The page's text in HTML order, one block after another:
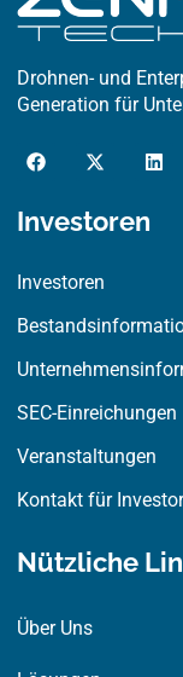
Drohnen- und
Generation für
F
a
b
k
X
-
i
e
L
i
Investoren
Investoren
SEC-Einreichungen
Veranstaltungen
Kontakt für
Nützliche
Über Uns